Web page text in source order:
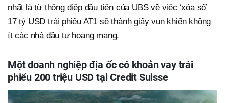
nhất là từ thông điệp đầu tiên của UBS về việc ‘xóa sổ’
17 tỷ USD trái phiếu AT1 sẽ thành giấy vụn khiến không
ít các nhà đầu tư hoang mang.
Một doanh nghiệp địa ốc có khoản vay trái
phiếu 200 triệu USD tại Credit Suisse